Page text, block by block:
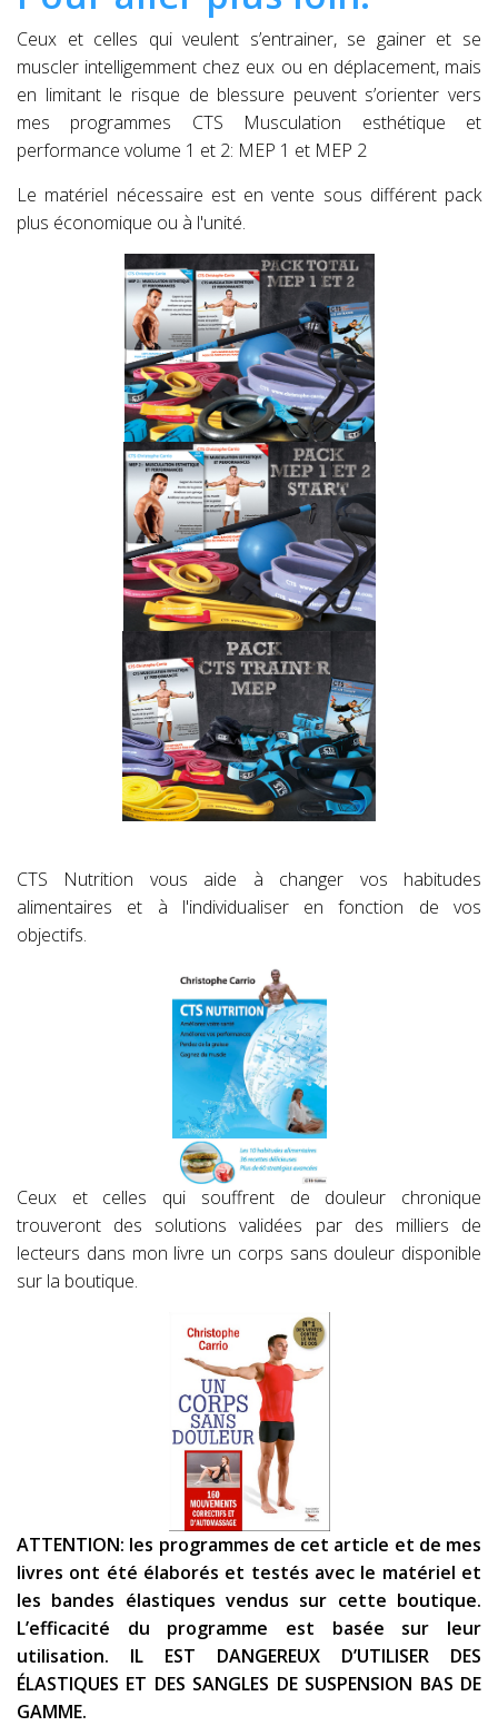
Ceux et celles qui veulent s’entrainer, se gainer et se
muscler intelligemment chez eux ou en déplacement, mais
en limitant le risque de blessure peuvent s’orienter vers
mes programmes CTS Musculation esthétique et
performance volume 1 et 2: MEP 1 et MEP 2
Le matériel nécessaire est en vente sous différent pack
plus économique ou à l'unité.
CTS Nutrition vous aide à changer vos habitudes
alimentaires et à l'individualiser en fonction de vos
objectifs.
Ceux et celles qui souffrent de douleur chronique
trouveront des solutions validées par des milliers de
lecteurs dans mon livre un corps sans douleur disponible
sur la boutique.
ATTENTION: les programmes de cet article et de mes
livres ont été élaborés et testés avec le matériel et
les bandes élastiques vendus sur cette boutique.
L’efficacité du programme est basée sur leur
utilisation. IL EST DANGEREUX D’UTILISER DES
ÉLASTIQUES ET DES SANGLES DE SUSPENSION BAS DE
GAMME.